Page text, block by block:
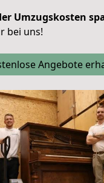
Umzugskosten
bei uns!
Angebote